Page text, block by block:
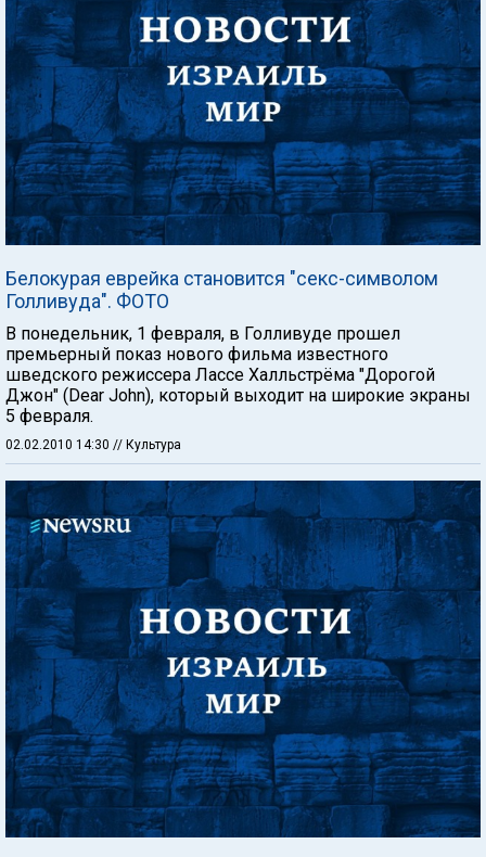
Белокурая еврейка становится "секс-символом
Голливуда". ФОТО
В понедельник, 1 февраля, в Голливуде прошел
премьерный показ нового фильма известного
шведского режиссера Лассе Халльстрёма "Дорогой
Джон" (Dear John), который выходит на широкие экраны
5 февраля.
02.02.2010 14:30 // Культура